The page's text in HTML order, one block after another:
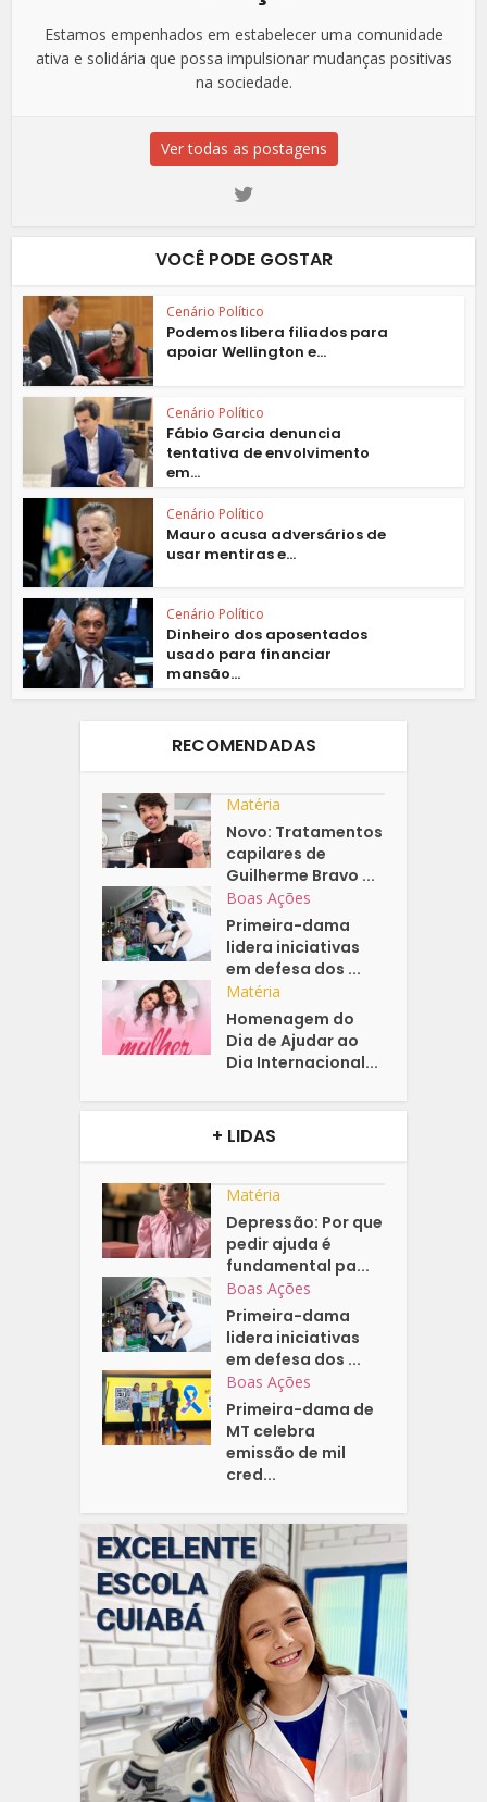
Estamos empenhados em estabelecer uma comunidade
ativa e solidária que possa impulsionar mudanças positivas
na sociedade.
Ver todas as postagens
VOCÊ PODE GOSTAR
Cenário Político
Podemos libera filiados para
apoiar Wellington e...
Cenário Político
Fábio Garcia denuncia
tentativa de envolvimento
em...
Cenário Político
Mauro acusa adversários de
usar mentiras e...
Cenário Político
Dinheiro dos aposentados
usado para financiar
mansão...
RECOMENDADAS
Matéria
Novo: Tratamentos
capilares de
Guilherme Bravo ...
Boas Ações
Primeira-dama
lidera iniciativas
em defesa dos ...
Matéria
Homenagem do
Dia de Ajudar ao
Dia Internacional...
+ LIDAS
Matéria
Depressão: Por que
pedir ajuda é
fundamental pa...
Boas Ações
Primeira-dama
lidera iniciativas
em defesa dos ...
Boas Ações
Primeira-dama de
MT celebra
emissão de mil
cred...